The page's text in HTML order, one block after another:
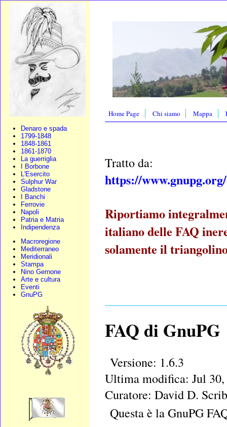
Denaro e spada
1799-1848
1848-1861
1861-1870
La guerriglia
I Borbone
L'Esercito
Sulphur War
Gladstone
I Banchi
Ferrovie
Napoli
Patria e Matria
Indipendenza
Macroregione
Mediterraneo
Meridionali
Stampa
Nino Gernone
Arte e cultura
Eventi
GnuPG
Home Page Chi siamo Mappa
Tratto da:
https://www.gnupg.org/
Riportiamo
italiano delle FAQ
solamente il
FAQ di GnuPG
Versione: 1.6.3
Ultima modifica: Jul 30,
Curatore: David D.
Questa è la GnuPG